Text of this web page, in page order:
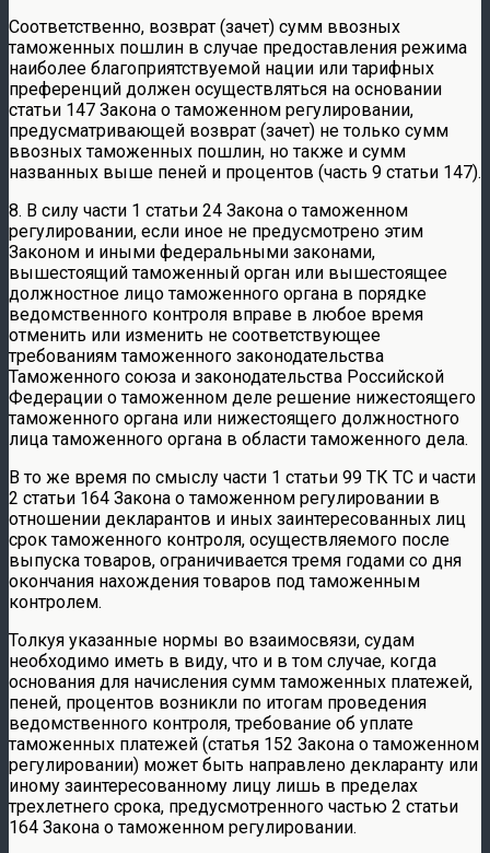
Соответственно, возврат (зачет) сумм ввозных
таможенных пошлин в случае предоставления режима
наиболее благоприятствуемой нации или тарифных
преференций должен осуществляться на основании
статьи 147 Закона о таможенном регулировании,
предусматривающей возврат (зачет) не только сумм
ввозных таможенных пошлин, но также и сумм
названных выше пеней и процентов (часть 9 статьи 147).
8. В силу части 1 статьи 24 Закона о таможенном
регулировании, если иное не предусмотрено этим
Законом и иными федеральными законами,
вышестоящий таможенный орган или вышестоящее
должностное лицо таможенного органа в порядке
ведомственного контроля вправе в любое время
отменить или изменить не соответствующее
требованиям таможенного законодательства
Таможенного союза и законодательства Российской
Федерации о таможенном деле решение нижестоящего
таможенного органа или нижестоящего должностного
лица таможенного органа в области таможенного дела.
В то же время по смыслу части 1 статьи 99 ТК ТС и части
2 статьи 164 Закона о таможенном регулировании в
отношении декларантов и иных заинтересованных лиц
срок таможенного контроля, осуществляемого после
выпуска товаров, ограничивается тремя годами со дня
окончания нахождения товаров под таможенным
контролем.
Толкуя указанные нормы во взаимосвязи, судам
необходимо иметь в виду, что и в том случае, когда
основания для начисления сумм таможенных платежей,
пеней, процентов возникли по итогам проведения
ведомственного контроля, требование об уплате
таможенных платежей (статья 152 Закона о таможенном
регулировании) может быть направлено декларанту или
иному заинтересованному лицу лишь в пределах
трехлетнего срока, предусмотренного частью 2 статьи
164 Закона о таможенном регулировании.